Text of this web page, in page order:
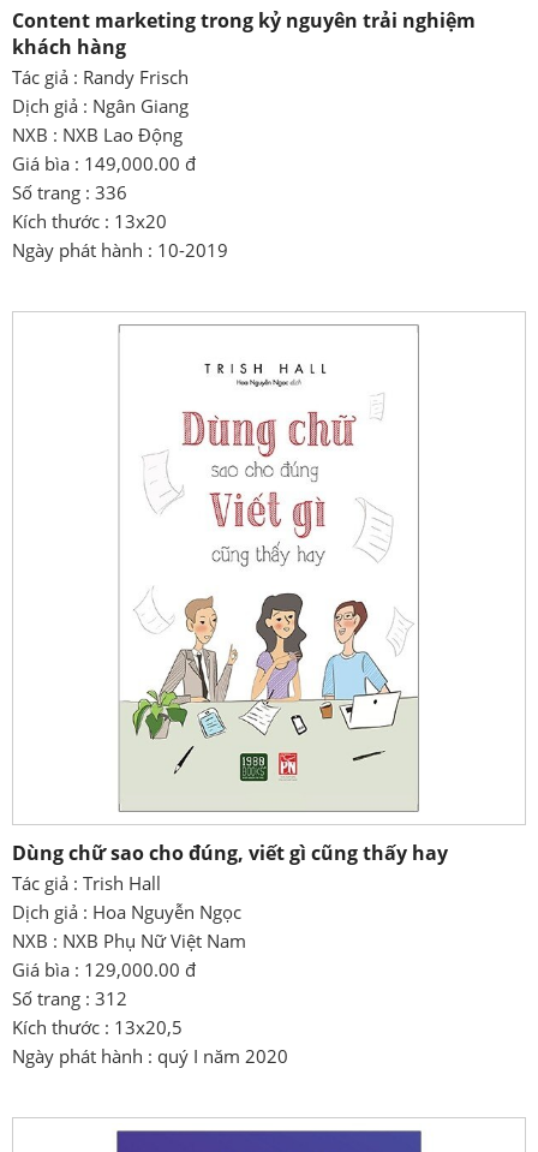
Content marketing trong kỷ nguyên trải nghiệm
khách hàng
Tác giả : Randy Frisch
Dịch giả : Ngân Giang
NXB : NXB Lao Động
Giá bìa : 149,000.00 đ
Số trang : 336
Kích thước : 13x20
Ngày phát hành : 10-2019
Dùng chữ sao cho đúng, viết gì cũng thấy hay
Tác giả : Trish Hall
Dịch giả : Hoa Nguyễn Ngọc
NXB : NXB Phụ Nữ Việt Nam
Giá bìa : 129,000.00 đ
Số trang : 312
Kích thước : 13x20,5
Ngày phát hành : quý I năm 2020